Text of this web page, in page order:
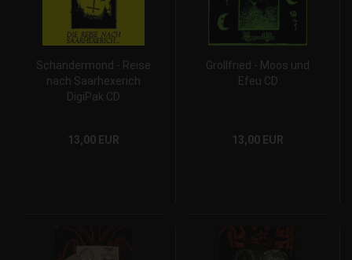
Schändermond - Reise
nach Saarhexerich
DigiPak CD
13,00 EUR
Grollfried - Moos und
Efeu CD
13,00 EUR